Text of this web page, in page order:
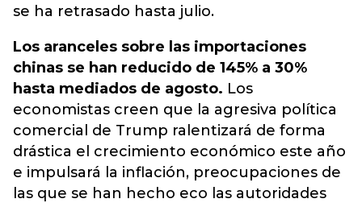
se ha retrasado hasta julio.
Los aranceles sobre las importaciones
chinas se han reducido de 145% a 30%
hasta mediados de agosto. Los
economistas creen que la agresiva política
comercial de Trump ralentizará de forma
drástica el crecimiento económico este año
e impulsará la inflación, preocupaciones de
las que se han hecho eco las autoridades